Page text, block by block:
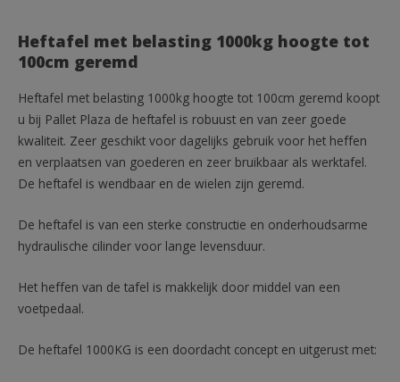
Heftafel met belasting 1000kg hoogte tot
100cm geremd
Heftafel met belasting 1000kg hoogte tot 100cm geremd koopt
u bij Pallet Plaza de heftafel is robuust en van zeer goede
kwaliteit. Zeer geschikt voor dagelijks gebruik voor het heffen
en verplaatsen van goederen en zeer bruikbaar als werktafel.
De heftafel is wendbaar en de wielen zijn geremd.
De heftafel is van een sterke constructie en onderhoudsarme
hydraulische cilinder voor lange levensduur.
Het heffen van de tafel is makkelijk door middel van een
voetpedaal.
De heftafel 1000KG is een doordacht concept en uitgerust met: